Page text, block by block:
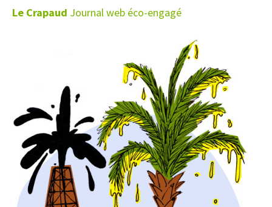
Le Crapaud Journal web éco-engagé